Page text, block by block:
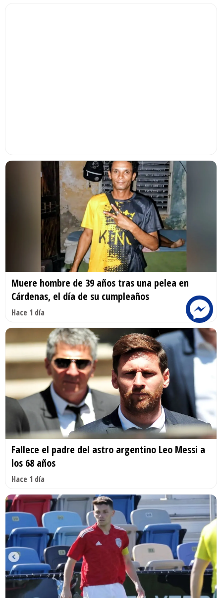
Muere hombre de 39 años tras una pelea en
Cárdenas, el día de su cumpleaños
Hace 1 día
Fallece el padre del astro argentino Leo Messi a
los 68 años
Hace 1 día